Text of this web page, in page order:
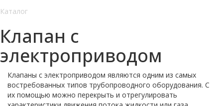
Каталог
Клапан с
электроприводом
Клапаны с электроприводом являются одним из самых
востребованных типов трубопроводного оборудования. С
их помощью можно перекрыть и отрегулировать